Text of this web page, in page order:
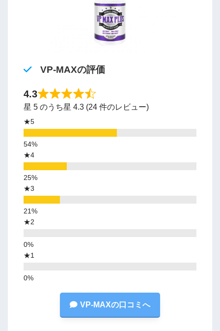
VP-MAXの評価
4.3
星 5 のうち星 4.3 (24 件のレビュー)
★5
★4
★3
★2
★1
VP-MAXの口コミへ